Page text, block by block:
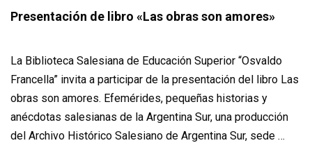
Presentación de libro «Las obras son amores»
La Biblioteca Salesiana de Educación Superior “Osvaldo
Francella” invita a participar de la presentación del libro Las
obras son amores. Efemérides, pequeñas historias y
anécdotas salesianas de la Argentina Sur, una producción
del Archivo Histórico Salesiano de Argentina Sur, sede …